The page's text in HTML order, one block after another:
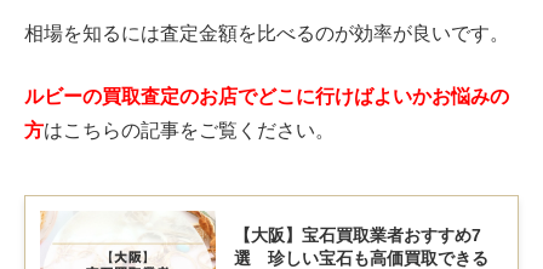
相場を知るには査定金額を比べるのが効率が良いです。
ルビーの買取査定のお店でどこに行けばよいかお悩みの
方はこちらの記事をご覧ください。
【大阪】宝石買取業者おすすめ7
選 珍しい宝石も高価買取できる